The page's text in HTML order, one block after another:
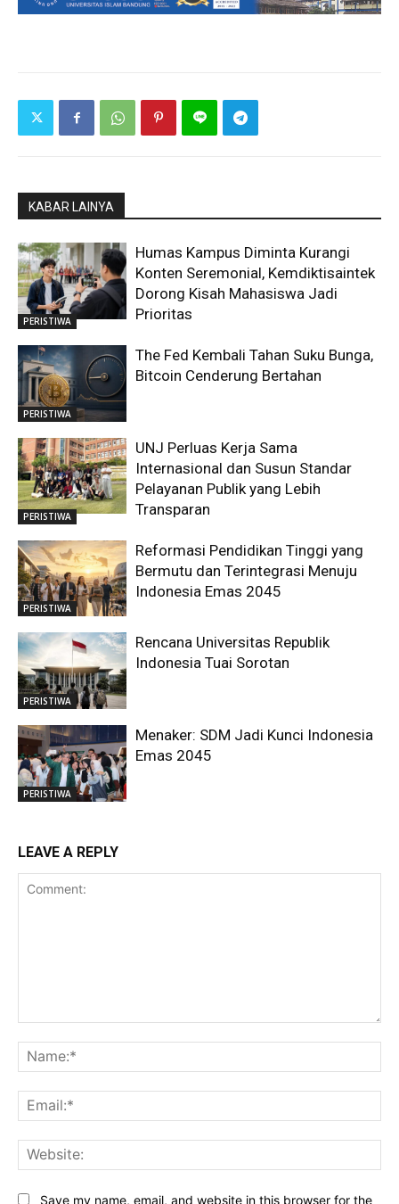
KABAR LAINYA
PERISTIWA
Humas Kampus Diminta Kurangi
Konten Seremonial, Kemdiktisaintek
Dorong Kisah Mahasiswa Jadi
Prioritas
PERISTIWA
The Fed Kembali Tahan Suku Bunga,
Bitcoin Cenderung Bertahan
PERISTIWA
UNJ Perluas Kerja Sama
Internasional dan Susun Standar
Pelayanan Publik yang Lebih
Transparan
PERISTIWA
Reformasi Pendidikan Tinggi yang
Bermutu dan Terintegrasi Menuju
Indonesia Emas 2045
PERISTIWA
Rencana Universitas Republik
Indonesia Tuai Sorotan
PERISTIWA
Menaker: SDM Jadi Kunci Indonesia
Emas 2045
LEAVE A REPLY
Save my name, email, and website in this browser for the